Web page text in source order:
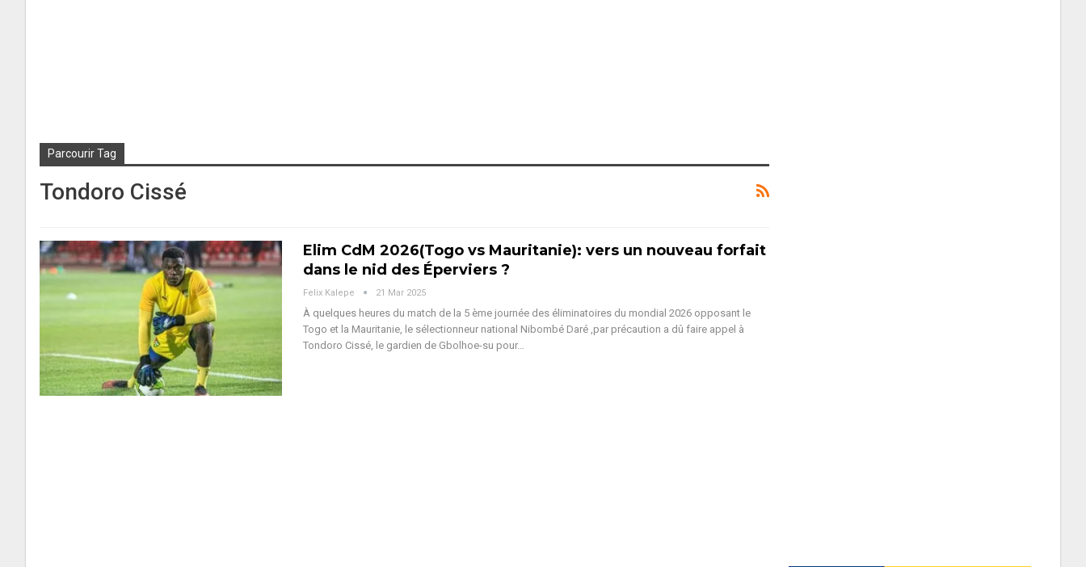
Parcourir Tag
Tondoro Cissé
Elim CdM 2026(Togo vs Mauritanie): vers un nouveau forfait
dans le nid des Éperviers ?
Felix Kalepe 21 Mar 2025
À quelques heures du match de la 5 ème journée des éliminatoires du mondial 2026 opposant le
Togo et la Mauritanie, le sélectionneur national Nibombé Daré ,par précaution a dû faire appel à
Tondoro Cissé, le gardien de Gbolhoe-su pour…